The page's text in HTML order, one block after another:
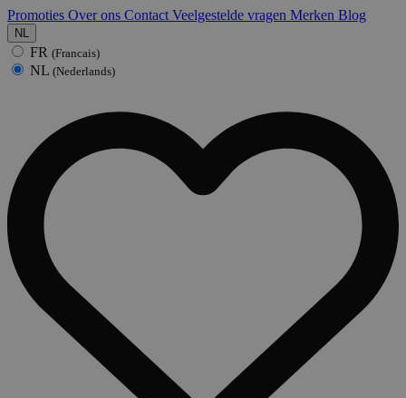
Promoties Over ons Contact Veelgestelde vragen Merken Blog
NL
FR (Francais)
NL (Nederlands)